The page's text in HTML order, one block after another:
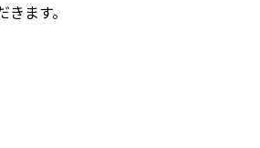
ます。